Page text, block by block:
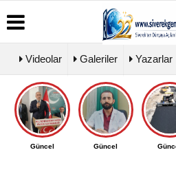
Üye
Paneli
Haber
Arşivi
Biyografiler
Videolar Galeriler Yazarlar
Güncel Güncel